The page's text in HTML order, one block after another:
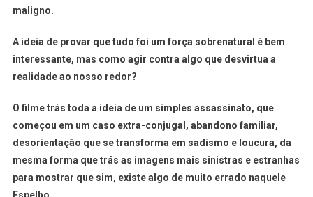
maligno.
A ideia de provar que tudo foi um força sobrenatural é bem
interessante, mas como agir contra algo que desvirtua a
realidade ao nosso redor?
O filme trás toda a ideia de um simples assassinato, que
começou em um caso extra-conjugal, abandono familiar,
desorientação que se transforma em sadismo e loucura, da
mesma forma que trás as imagens mais sinistras e estranhas
para mostrar que sim, existe algo de muito errado naquele